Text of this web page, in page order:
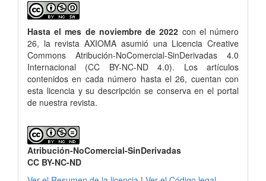
Hasta el mes de noviembre de 2022 con el número
26, la revista AXIOMA asumió una Licencia Creative
Commons Atribución-NoComercial-SinDerivadas 4.0
Internacional (CC BY-NC-ND 4.0). Los artículos
contenidos en cada número hasta el 26, cuentan con
esta licencia y su descripción se conserva en el portal
de nuestra revista.
Atribución-NoComercial-SinDerivadas
CC BY-NC-ND